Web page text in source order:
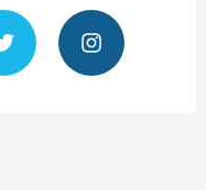
T
w
i
t
I
n
s
t